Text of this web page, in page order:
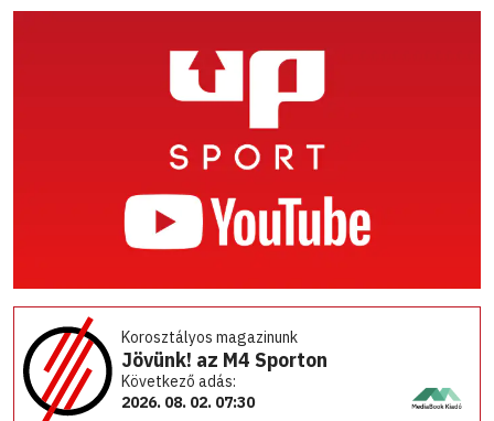
Korosztályos magazinunk
Jövünk! az M4 Sporton
Következő adás:
2026. 08. 02. 07:30